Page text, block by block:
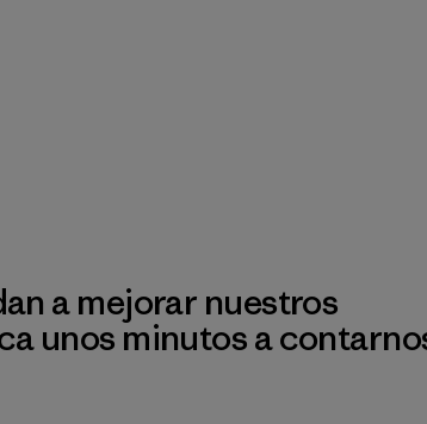
a mejorar nuestros
unos minutos a